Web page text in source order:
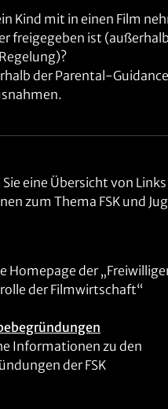
Kind mit in einen Film
freigegeben ist
der Parental-
eine Übersicht von
zum Thema FSK und
Homepage der
der Filmwirtschaft“
Informationen zu den
der FSK